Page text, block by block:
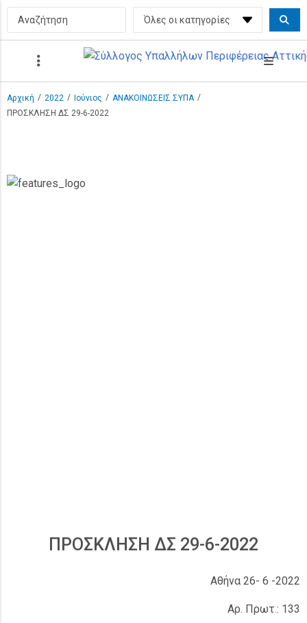
Αρχική / 2022 / Ιούνιος / ΑΝΑΚΟΙΝΩΣΕΙΣ ΣΥΠΑ /
ΠΡΟΣΚΛΗΣΗ ΔΣ 29-6-2022
ΠΡΟΣΚΛΗΣΗ ΔΣ 29-6-2022
Αθήνα 26- 6 -2022
Αρ. Πρωτ.: 133